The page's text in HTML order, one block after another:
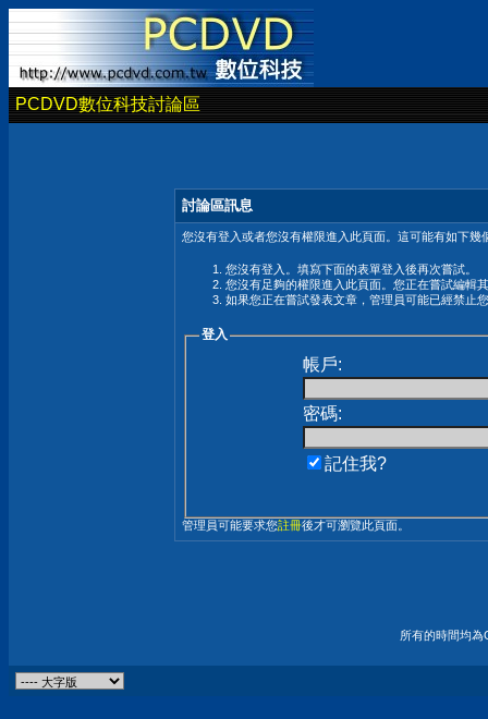
PCDVD數位科技討論區
討論區訊息
您沒有登入或者您沒有權限進入此頁面。這可能有如下幾
您沒有登入。填寫下面的表單登入後再次嘗試。
您沒有足夠的權限進入此頁面。您正在嘗試編輯
如果您正在嘗試發表文章，管理員可能已經禁止
登入
帳戶:
密碼:
記住我?
管理員可能要求您註冊後才可瀏覽此頁面。
所有的時間均為